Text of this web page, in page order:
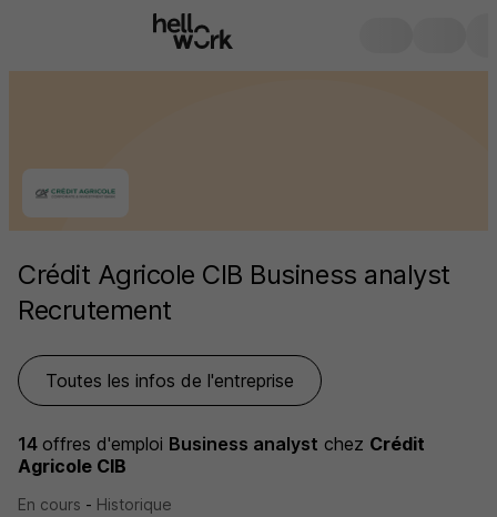
Crédit Agricole CIB Business analyst
Recrutement
Toutes les infos de l'entreprise
14 offres d'emploi Business analyst chez Crédit
Agricole CIB
En cours - Historique